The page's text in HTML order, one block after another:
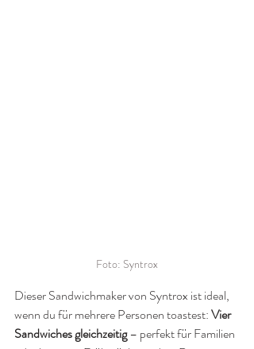
Foto: Syntrox
Dieser Sandwichmaker von Syntrox ist ideal,
wenn du für mehrere Personen toastest: Vier
Sandwiches gleichzeitig – perfekt für Familien